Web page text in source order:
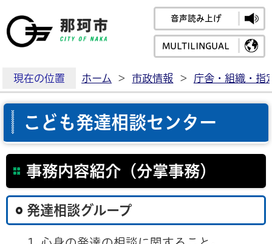
那珂市公式ホームペ
音声読み上げ
MULTILINGUAL
現在の位置 ホーム > 市政情報 > 庁舎・組織・指
こども発達相談センター
事務内容紹介（分掌事務）
発達相談グループ